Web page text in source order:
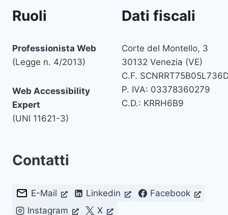
Ruoli
Professionista Web
(Legge n. 4/2013)
Web Accessibility
Expert
(UNI 11621-3)
Dati fiscali
Corte del Montello, 3
30132 Venezia (VE)
C.F.
P. IVA: 03378360279
C.D.: KRRH6B9
Contatti
E-Mail Linkedin
Facebook
Instagram
X